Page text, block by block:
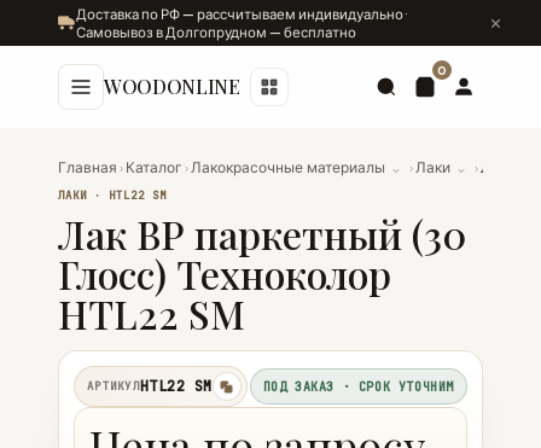
Доставка по РФ — рассчитываем индивидуально ·
Самовывоз в Долгопрудном — бесплатно
WOODONLINE
0
Главная › Каталог ›Лакокрасочные материалы ⌄ ›Лаки ⌄ ›
ЛАКИ · HTL22 SM
Лак ВР паркетный (30
Глосс) Техноколор
HTL22 SM
АРТИКУЛHTL22 SM
копировать
ПОД ЗАКАЗ · СРОК УТОЧНИМ